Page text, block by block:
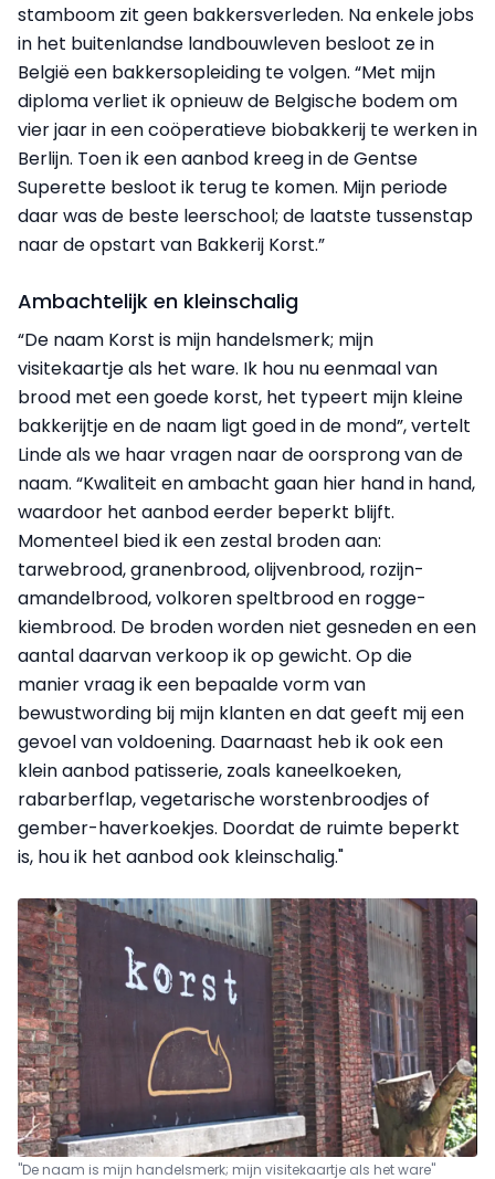
stamboom zit geen bakkersverleden. Na enkele jobs
in het buitenlandse landbouwleven besloot ze in
België een bakkersopleiding te volgen. “Met mijn
diploma verliet ik opnieuw de Belgische bodem om
vier jaar in een coöperatieve biobakkerij te werken in
Berlijn. Toen ik een aanbod kreeg in de Gentse
Superette besloot ik terug te komen. Mijn periode
daar was de beste leerschool; de laatste tussenstap
naar de opstart van Bakkerij Korst.”
Ambachtelijk en kleinschalig
“De naam Korst is mijn handelsmerk; mijn
visitekaartje als het ware. Ik hou nu eenmaal van
brood met een goede korst, het typeert mijn kleine
bakkerijtje en de naam ligt goed in de mond”, vertelt
Linde als we haar vragen naar de oorsprong van de
naam. “Kwaliteit en ambacht gaan hier hand in hand,
waardoor het aanbod eerder beperkt blijft.
Momenteel bied ik een zestal broden aan:
tarwebrood, granenbrood, olijvenbrood, rozijn-
amandelbrood, volkoren speltbrood en rogge-
kiembrood. De broden worden niet gesneden en een
aantal daarvan verkoop ik op gewicht. Op die
manier vraag ik een bepaalde vorm van
bewustwording bij mijn klanten en dat geeft mij een
gevoel van voldoening. Daarnaast heb ik ook een
klein aanbod patisserie, zoals kaneelkoeken,
rabarberflap, vegetarische worstenbroodjes of
gember-haverkoekjes. Doordat de ruimte beperkt
is, hou ik het aanbod ook kleinschalig."
"De naam is mijn handelsmerk; mijn visitekaartje als het ware"